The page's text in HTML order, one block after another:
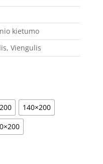
kietumo
Viengulis
140×200